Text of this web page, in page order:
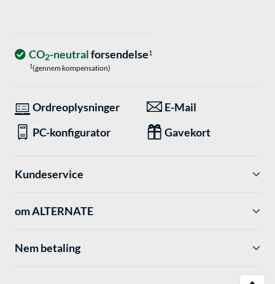
CO2-neutralforsendelse1
1(gennem kompensation)
Ordreoplysninger
E-Mail
PC-konfigurator
Gavekort
Kundeservice
om ALTERNATE
Nem betaling